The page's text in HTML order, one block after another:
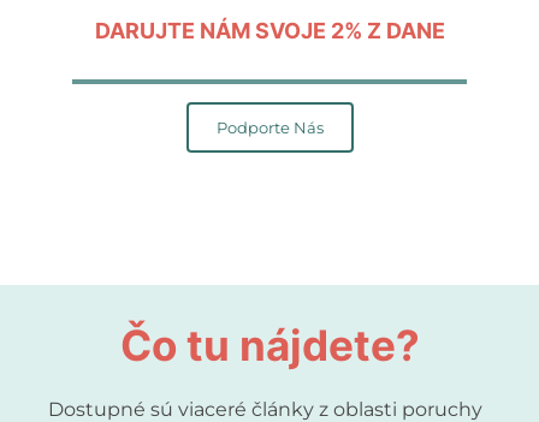
DARUJTE NÁM SVOJE 2% Z DANE
Podporte Nás
Čo tu nájdete?
Dostupné sú viaceré články z oblasti poruchy